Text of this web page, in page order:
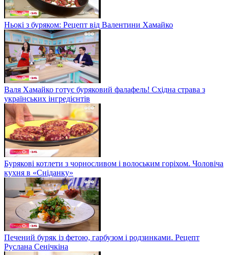
Ньокі з буряком: Рецепт від Валентини Хамайко
Валя Хамайко готує буряковий фалафель! Східна страва з
українських інгредієнтів
Бурякові котлети з чорносливом і волоським горіхом. Чоловіча
кухня в «Сніданку»
Печений буряк із фетою, гарбузом і родзинками. Рецепт
Руслана Сенічкіна